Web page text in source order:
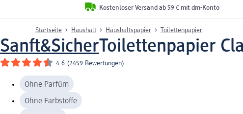
Kostenloser Versand ab 59 € mit dm-Konto
Startseite Haushalt Haushaltspapier Toilettenpapier
Sanft&SicherToilettenpapier
4.6 (2459 Bewertungen)
Ohne Parfüm
Ohne Farbstoffe